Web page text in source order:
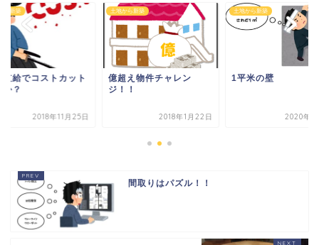
ら新築
支給でコストカット
か？
2018年11月25日
土地から新築
億超え物件チャレン
ジ！！
2018年1月22日
土地から新築
1平米の壁
2020年8
間取りはパズル！！